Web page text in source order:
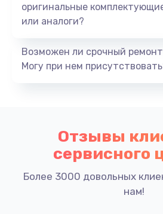
оригинальные
или аналоги?
Возможен ли срочный
Могу при нем
Отзывы
сервисного
Более 3000 довольных
нам!